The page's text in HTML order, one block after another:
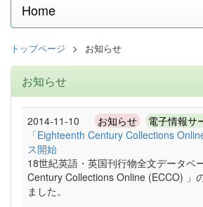
Home
トップページ お知らせ
お知らせ
2014-11-10 お知らせ 電子情報サ
「Eighteenth Century Collections
ス開始
18世紀英語・英国刊行物全文データベ
Century Collections Online (ECCO) 」
ました。